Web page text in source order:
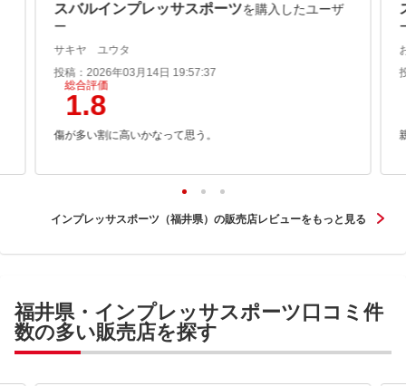
スバルインプレッサスポーツを購入したユーザ
ー
サキヤ ユウタ
投稿：2026年03月14日 19:57:37
総合評価
1.8
傷が多い割に高いかなって思う。
インプレッサスポーツ（福井県）の販売店レビューをもっと見る
福井県・インプレッサスポーツ口コミ件
数の多い販売店を探す